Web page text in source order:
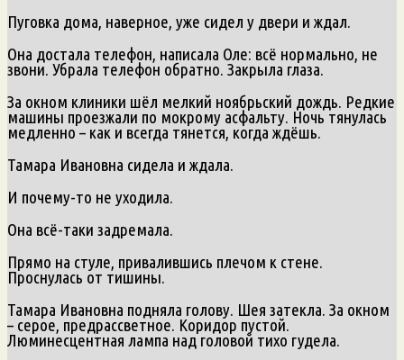
Пуговка дома, наверное, уже сидел у двери и ждал.
Она достала телефон, написала Оле: всё нормально, не
звони. Убрала телефон обратно. Закрыла глаза.
За окном клиники шёл мелкий ноябрьский дождь. Редкие
машины проезжали по мокрому асфальту. Ночь тянулась
медленно – как и всегда тянется, когда ждёшь.
Тамара Ивановна сидела и ждала.
И почему-то не уходила.
Она всё-таки задремала.
Прямо на стуле, привалившись плечом к стене.
Проснулась от тишины.
Тамара Ивановна подняла голову. Шея затекла. За окном
– серое, предрассветное. Коридор пустой.
Люминесцентная лампа над головой тихо гудела.